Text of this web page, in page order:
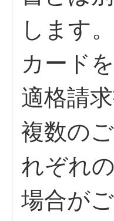
します。
カード
適格請
複数の
れぞれ
場合が